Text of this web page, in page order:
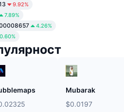
9.92%
7.89%
4.26%
0.60%
Mubarak
$0.0197